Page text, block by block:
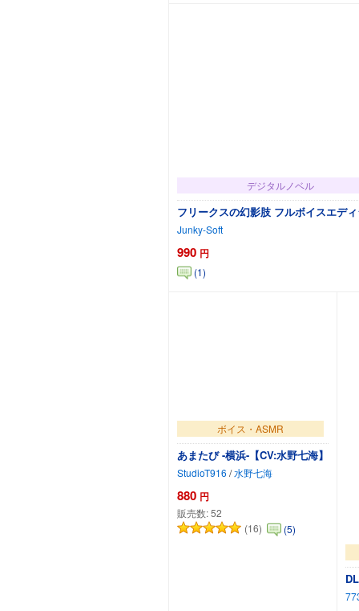
デジタルノベル
フリークスの幻影肢 フルボイスエデ
Junky-Soft
990 円
(1)
ボイス・ASMR
あまたび -横浜-【CV:水野七海】
StudioT916 /水野七海
880 円
販売数:52
(16)
(5)